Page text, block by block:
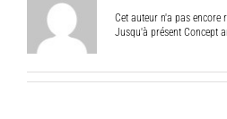
Cet auteur n'a pas encore
Jusqu'à présent Concept